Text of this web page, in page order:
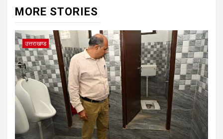
MORE STORIES
उत्तराखण्ड